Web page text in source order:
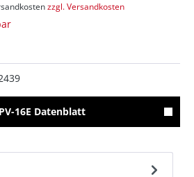
zzgl. Versandkosten
16E Datenblatt